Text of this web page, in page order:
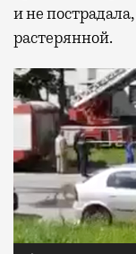
и не
растерянной.
Видеоплеер